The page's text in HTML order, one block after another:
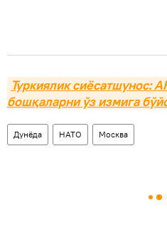
Туркиялик сиёсатшунос:
бошқаларни ўз измига
Дунёда НАТО Москва